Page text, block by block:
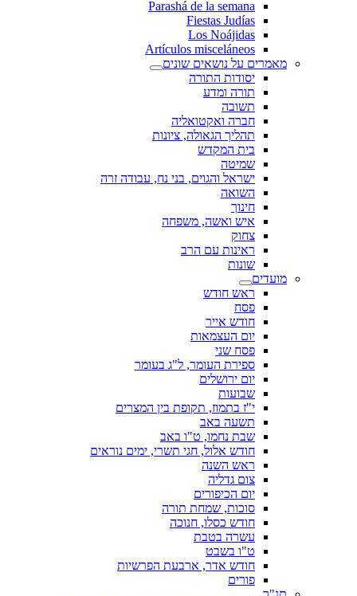
Parashá de la semana
Fiestas Judías
Los Noájidas
Artículos misceláneos
מאמרים על נושאים שונים
יסודות התורה
תורה ומדע
תשובה
חברה ואקטואליה
תהליך הגאולה, ציונות
בית המקדש
שמיטה
ישראל והגוים, בני נח, עבודה זרה
השואה
חינוך
איש ואשה, משפחה
צחוק
ראינות עם הרב
שונות
מועדים
ראש חודש
פסח
חודש אייר
יום העצמאות
פסח שני
ספירת העומר, ל"ג בעומר
יום ירושלים
שבועות
י"ז בתמוז, תקופת בין המצרים
תשעה באב
שבת נחמו, ט"ו באב
חודש אלול, חגי תשרי, ימים נוראים
ראש השנה
צום גדליה
יום הכיפורים
סוכות, שמחת תורה
חודש כסלו, חנוכה
עשרה בטבת
ט"ו בשבט
חודש אדר, ארבעת הפרשיות
פורים